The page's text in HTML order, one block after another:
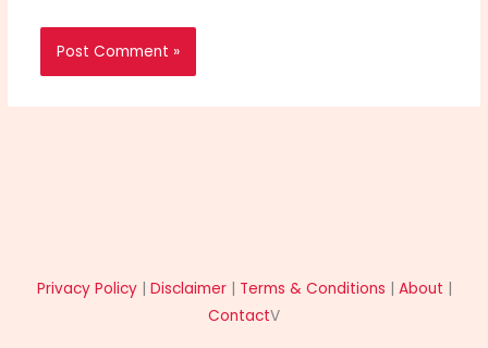
Privacy Policy| Disclaimer| Terms & Conditions About
ContactV